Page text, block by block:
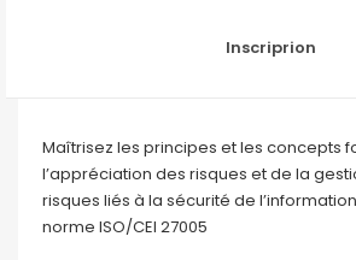
Inscriprion
Maîtrisez les principes et les concepts
l’appréciation des risques et de la
risques liés à la sécurité de
norme ISO/CEI 27005